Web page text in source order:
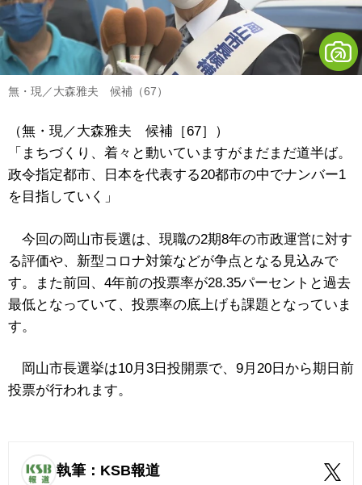
無・現／大森雅夫 候補（67）
（無・現／大森雅夫 候補［67］）
「まちづくり、着々と動いていますがまだまだ道半ば。
政令指定都市、日本を代表する20都市の中でナンバー1
を目指していく」
今回の岡山市長選は、現職の2期8年の市政運営に対す
る評価や、新型コロナ対策などが争点となる見込みで
す。また前回、4年前の投票率が28.35パーセントと過去
最低となっていて、投票率の底上げも課題となっていま
す。
岡山市長選挙は10月3日投開票で、9月20日から期日前
投票が行われます。
執筆：KSB報道